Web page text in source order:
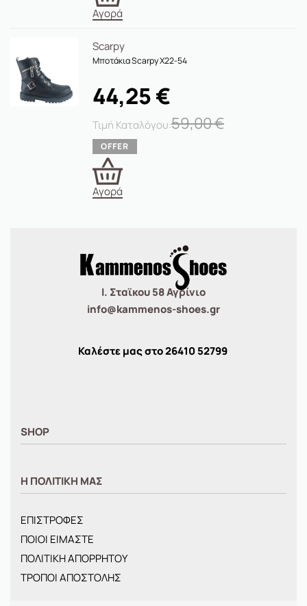
Αγορά
Scarpy
Μποτάκια Scarpy X22-54
59,00€
44,25€
Αγορά
Ι. Σταϊκου 58 Αγρίνιο
info@kammenos-shoes.gr
Καλέστε μας στο26410 52799
SHOP
ΓΥΝΑΙΚΕΙΑ
BRANDS
ΝΕΕΣ ΑΦΙΞΕΙΣ
OFFERS
ΤΣΑΝΤΕΣ
Η ΠΟΛΙΤΙΚΗ ΜΑΣ
ΕΠΙΣΤΡΟΦΕΣ
ΠΟΙΟΙ ΕΙΜΑΣΤΕ
ΠΟΛΙΤΙΚΗ ΑΠΟΡΡΗΤΟΥ
ΤΡΟΠΟΙ ΑΠΟΣΤΟΛΗΣ